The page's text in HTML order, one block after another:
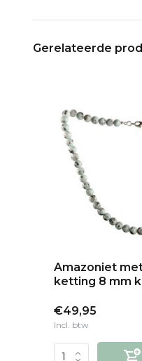
Gerelateerde
Amazoniet
ketting 8 mm
€49,95
Incl. btw